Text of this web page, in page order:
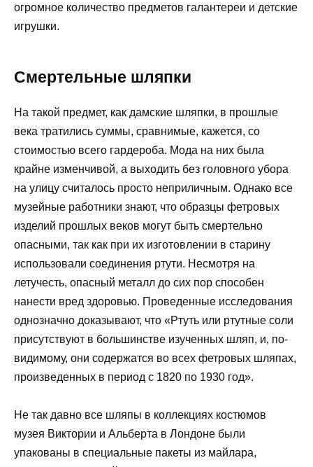
огромное количество предметов галантереи и детские
игрушки.
Смертельные шляпки
На такой предмет, как дамские шляпки, в прошлые
века тратились суммы, сравнимые, кажется, со
стоимостью всего гардероба. Мода на них была
крайне изменчивой, а выходить без головного убора
на улицу считалось просто неприличным. Однако все
музейные работники знают, что образцы фетровых
изделий прошлых веков могут быть смертельно
опасными, так как при их изготовлении в старину
использовали соединения ртути. Несмотря на
летучесть, опасный металл до сих пор способен
нанести вред здоровью. Проведенные исследования
однозначно доказывают, что «Ртуть или ртутные соли
присутствуют в большинстве изученных шляп, и, по-
видимому, они содержатся во всех фетровых шляпах,
произведенных в период с 1820 по 1930 год».
Не так давно все шляпы в коллекциях костюмов
музея Виктории и Альберта в Лондоне были
упакованы в специальные пакеты из майлара,